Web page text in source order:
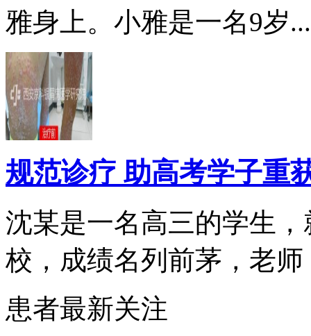
雅身上。小雅是一名9岁...
规范诊疗 助高考学子重
沈某是一名高三的学生
校，成绩名列前茅，老师
患者最新关注